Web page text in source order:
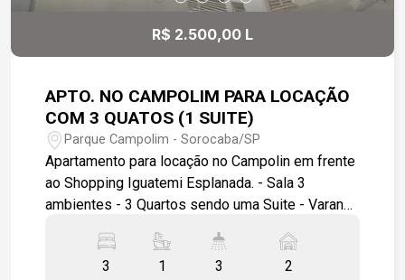
Localização estratégica.
R$ 2.500,00 L
APTO. NO CAMPOLIM PARA LOCAÇÃO
COM 3 QUATOS (1 SUITE)
Parque Campolim - Sorocaba/SP
Apartamento para locação no Campolin em frente
ao Shopping Iguatemi Esplanada. - Sala 3
ambientes - 3 Quartos sendo uma Suite - Varanda
Vagas de garagem cobertas - Salão de festas no
condomínio - Portaria 24 horas
3 1 3 2